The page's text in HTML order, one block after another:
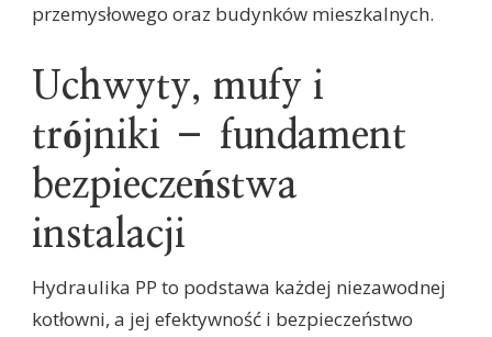
przemysłowego oraz budynków mieszkalnych.
Uchwyty, mufy i
trójniki – fundament
bezpieczeństwa
instalacji
Hydraulika PP to podstawa każdej niezawodnej
kotłowni, a jej efektywność i bezpieczeństwo